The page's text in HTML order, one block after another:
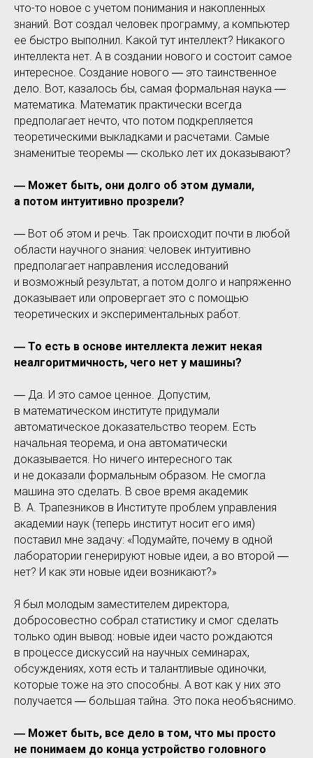
что-то новое с учетом понимания и накопленных
знаний. Вот создал человек программу, а компьютер
ее быстро выполнил. Какой тут интеллект? Никакого
интеллекта нет. А в создании нового и состоит самое
интересное. Создание нового ― это таинственное
дело. Вот, казалось бы, самая формальная наука ―
математика. Математик практически всегда
предполагает нечто, что потом подкрепляется
теоретическими выкладками и расчетами. Самые
знаменитые теоремы ― сколько лет их доказывают?
― Может быть, они долго об этом думали,
а потом интуитивно прозрели?
― Вот об этом и речь. Так происходит почти в любой
области научного знания: человек интуитивно
предполагает направления исследований
и возможный результат, а потом долго и напряженно
доказывает или опровергает это с помощью
теоретических и экспериментальных работ.
― То есть в основе интеллекта лежит некая
неалгоритмичность, чего нет у машины?
― Да. И это самое ценное. Допустим,
в математическом институте придумали
автоматическое доказательство теорем. Есть
начальная теорема, и она автоматически
доказывается. Но ничего интересного так
и не доказали формальным образом. Не смогла
машина это сделать. В свое время академик
В. А. Трапезников в Институте проблем управления
академии наук (теперь институт носит его имя)
поставил мне задачу: «Подумайте, почему в одной
лаборатории генерируют новые идеи, а во второй ―
нет? И как эти новые идеи возникают?»
Я был молодым заместителем директора,
добросовестно собрал статистику и смог сделать
только один вывод: новые идеи часто рождаются
в процессе дискуссий на научных семинарах,
обсуждениях, хотя есть и талантливые одиночки,
которые тоже на это способны. А вот как у них это
получается ― большая тайна. Это пока необъяснимо.
― Может быть, все дело в том, что мы просто
не понимаем до конца устройство головного